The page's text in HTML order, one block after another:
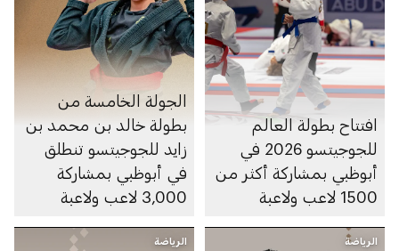
افتتاح بطولة العالم
للجوجيتسو 2026 في
أبوظبي بمشاركة أكثر من
1500 لاعب ولاعبة
الجولة الخامسة من
بطولة خالد بن محمد بن
زايد للجوجيتسو تنطلق
في أبوظبي بمشاركة
3,000 لاعب ولاعبة
الرياضة الرياضة